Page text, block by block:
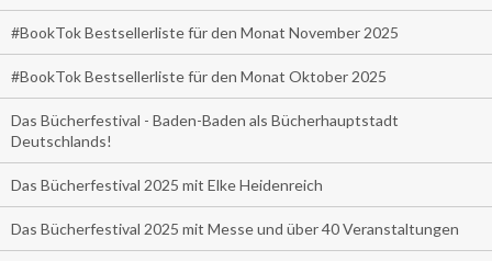
#BookTok Bestsellerliste für den Monat November 2025
#BookTok Bestsellerliste für den Monat Oktober 2025
Das Bücherfestival - Baden-Baden als Bücherhauptstadt
Deutschlands!
Das Bücherfestival 2025 mit Elke Heidenreich
Das Bücherfestival 2025 mit Messe und über 40 Veranstaltungen